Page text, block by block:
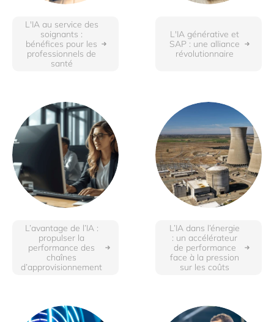
L'IA au service des
soignants :
bénéfices pour les
professionnels de
santé
L'IA générative et
SAP : une alliance
révolutionnaire
L’avantage de l’IA :
propulser la
performance des
chaînes
d’approvisionnement
L’IA dans l’énergie
: un accélérateur
de performance
face à la pression
sur les coûts